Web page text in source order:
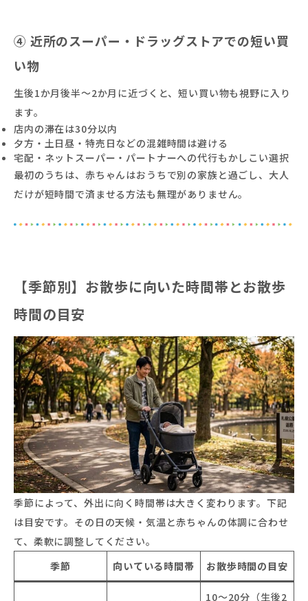
④ 近所のスーパー・ドラッグストアでの短い買
い物
生後1か月後半〜2か月に近づくと、短い買い物も視野に入り
ます。
店内の滞在は30分以内
夕方・土日昼・特売日などの混雑時間は避ける
宅配・ネットスーパー・パートナーへの代行もかしこい選択
最初のうちは、赤ちゃんはおうちで別の家族と過ごし、大人
だけが短時間で済ませる方法も無理がありません。
【季節別】お散歩に向いた時間帯とお散歩
時間の目安
季節によって、外出に向く時間帯は大きく変わります。下記
は目安です。その日の天候・気温と赤ちゃんの体調に合わせ
て、柔軟に調整してください。
季節
向いている時間帯 お散歩時間の目安
10〜20分（生後2